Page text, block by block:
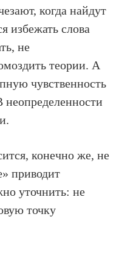
когда найдут
избежать слова
не
теории. А
чувственность
неопределенности
конечно же, не
приводит
уточнить: не
точку